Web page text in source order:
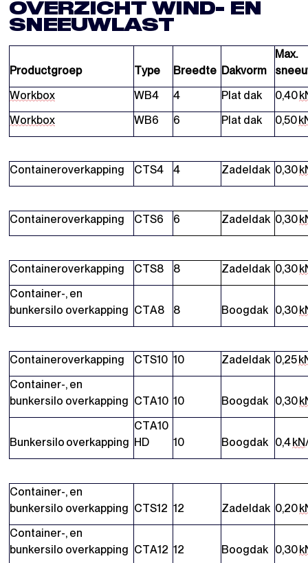
OVERZICHT WIND- EN
SNEEUWLAST
Productgroep Type Breedte Dakvorm
Max.
Workbox
WB4 4 Plat dak 0,40
Workbox
WB6 6 Plat dak 0,50
Containeroverkapping CTS4 4 Zadeldak 0,30
Containeroverkapping CTS6 6 Zadeldak 0,30
Containeroverkapping CTS8 8 Zadeldak 0,30
Container-, en
bunkersilo overkapping CTA8 8 Boogdak 0,30
Containeroverkapping CTS10 10 Zadeldak 0,25
Container-, en
bunkersilo overkapping CTA10 10 Boogdak 0,30
Bunkersilo overkapping
CTA10
HD
10 Boogdak 0,4kN
Container-, en
bunkersilo overkapping CTS12 12 Zadeldak 0,20
Container-, en
bunkersilo overkapping CTA12 12 Boogdak 0,30